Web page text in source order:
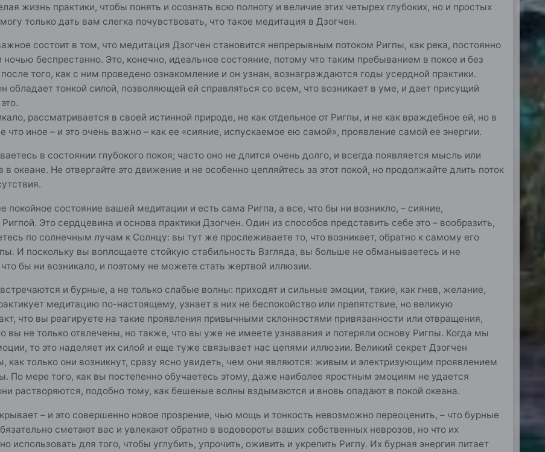
жизнь практики, чтобы понять и осознать всю полноту и величие этих четырех глубоких, но и простых
только дать вам слегка почувствовать, что такое медитация в Дзогчен.
состоит в том, что медитация Дзогчен становится непрерывным потоком Ригпы, как река, постоянно
беспрестанно. Это, конечно, идеальное состояние, потому что таким пребыванием в покое и без
того, как с ним проведено ознакомление и он узнан, вознаграждаются годы усердной практики.
обладает тонкой силой, позволяющей ей справляться со всем, что возникает в уме, и дает присущий
рассматривается в своей истинной природе, не как отдельное от Ригпы, и не как враждебное ей, но в
что иное – и это очень важно – как ее «сияние, испускаемое ею самой», проявление самой ее энергии.
в состоянии глубокого покоя; часто оно не длится очень долго, и всегда появляется мысль или
океане. Не отвергайте это движение и не особенно цепляйтесь за этот покой, но продолжайте длить поток
покойное состояние вашей медитации и есть сама Ригпа, а все, что бы ни возникло, – сияние,
Это сердцевина и основа практики Дзогчен. Один из способов представить себе это – вообразить,
по солнечным лучам к Солнцу: вы тут же прослеживаете то, что возникает, обратно к самому его
И поскольку вы воплощаете стойкую стабильность Взгляда, вы больше не обманываетесь и не
бы ни возникало, и поэтому не можете стать жертвой иллюзии.
и бурные, а не только слабые волны: приходят и сильные эмоции, такие, как гнев, желание,
медитацию по-настоящему, узнает в них не беспокойство или препятствие, но великую
что вы реагируете на такие проявления привычными склонностями привязанности или отвращения,
вы не только отвлечены, но также, что вы уже не имеете узнавания и потеряли основу Ригпы. Когда мы
то это наделяет их силой и еще туже связывает нас цепями иллюзии. Великий секрет Дзогчен
как только они возникнут, сразу ясно увидеть, чем они являются: живым и электризующим проявлением
По мере того, как вы постепенно обучаетесь этому, даже наиболее яростным эмоциям не удается
растворяются, подобно тому, как бешеные волны вздымаются и вновь опадают в покой океана.
– и это совершенно новое прозрение, чью мощь и тонкость невозможно переоценить, – что бурные
сметают вас и увлекают обратно в водовороты ваших собственных неврозов, но что их
использовать для того, чтобы углубить, упрочить, оживить и укрепить Ригпу. Их бурная энергия питает